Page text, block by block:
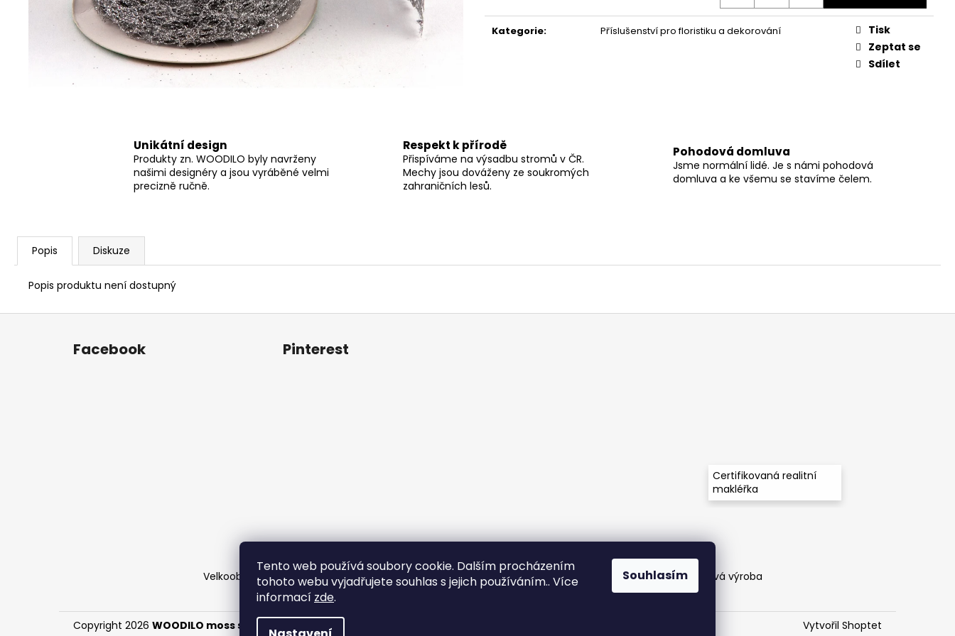
Tento web používá soubory cookie. Dalším procházením
tohoto webu vyjadřujete souhlas s jejich používáním.. Více
informací zde.
Souhlasím
cena:
Kategorie: Příslušenství pro floristiku a dekorování
Tisk
Zeptat se
Sdílet
Unikátní design
Produkty zn. WOODILO byly navrženy
našimi designéry a jsou vyráběné velmi
precizně ručně.
Respekt k přírodě
Přispíváme na výsadbu stromů v ČR.
Mechy jsou dováženy ze soukromých
zahraničních lesů.
Pohodová domluva
Jsme normální lidé. Je s námi pohodová
domluva a ke všemu se stavíme čelem.
Popis Diskuze
Popis produktu není dostupný
Z
Facebook Pinterest
Certifikovaná realitní
makléřka
Velkoobchod Časté dotazy Obchodní podmínky Kontakt Vzorník mechů Mechové stěny a zakázková výroba
Vytvořil Shoptet
Copyright 2026 WOODILO moss s.r.o. . Všechna práva vyhrazena.